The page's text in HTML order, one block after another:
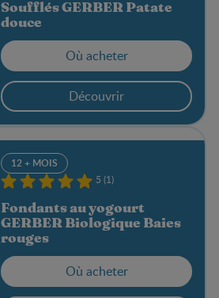
Soufflés GERBER Patate
douce
Où acheter
Découvrir
12 + MOIS
5 (1)
Fondants au yogourt
GERBER Biologique Baies
rouges
Où acheter